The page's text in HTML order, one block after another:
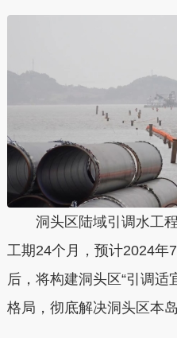
洞头区陆域引调水工
工期24个月，预计2024年
后，将构建洞头区“引调适
格局，彻底解决洞头区本